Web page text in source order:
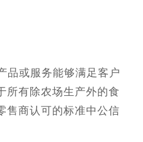
品或服务能够满足客户
所有除农场生产外的食
售商认可的标准中公信